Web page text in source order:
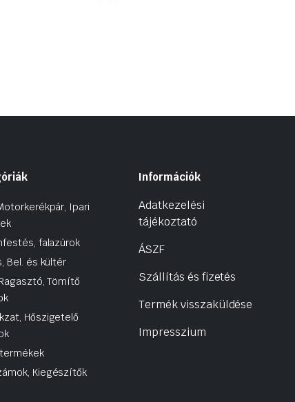
Ipari
falazúrok
Bel. és kültér
Tömítő
Hőszigetelő
Kiegészítők
Információk
Adatkezelési
tájékoztató
ÁSZF
Szállítás és fizetés
Termék visszaküldése
Impresszium